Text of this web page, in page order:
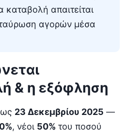
καταβολή απαιτείται
αγορών μέσα
& η εξόφληση
23 Δεκεμβρίου 2025 —
, νέοι 50% του ποσού